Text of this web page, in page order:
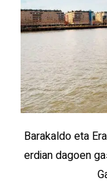
Barakaldo eta
erdian dagoen